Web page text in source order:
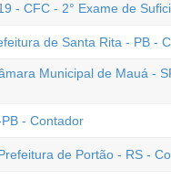
- CFC - 2° Exame de
de Santa Rita - PB -
Municipal de Mauá -
- Contador
de Portão - RS -